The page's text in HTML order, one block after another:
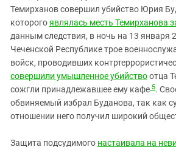
Темирханов совершил убийство Юрия
которогоявлялась месть Темирханова
данным следствия, в ночь на 13 января
Чеченской Республике трое
войск, проводивших
совершили умышленное убийствоотца
сожгли принадлежавшее ему кафе 5.
обвиняемый избрал Буданова, так как
отношении него получил широкий
Защита подсудимого настаивала на